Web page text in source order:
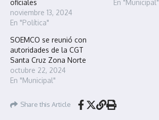
oficiales
noviembre 13, 2024
En "Política"
En "Municipal"
SOEMCO se reunió con
autoridades de la CGT
Santa Cruz Zona Norte
octubre 22, 2024
En "Municipal"
Share this Article